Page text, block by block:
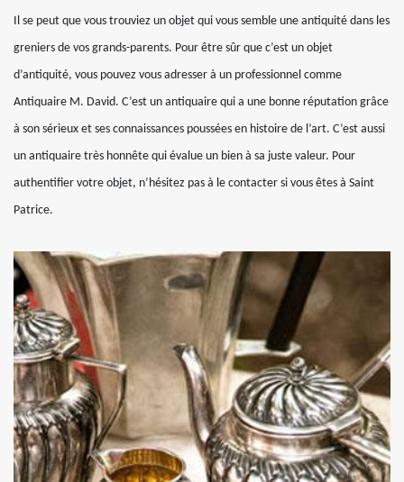
Il se peut que vous trouviez un objet qui vous semble une antiquité dans les
greniers de vos grands-parents. Pour être sûr que c’est un objet
d’antiquité, vous pouvez vous adresser à un professionnel comme
Antiquaire M. David. C’est un antiquaire qui a une bonne réputation grâce
à son sérieux et ses connaissances poussées en histoire de l’art. C’est aussi
un antiquaire très honnête qui évalue un bien à sa juste valeur. Pour
authentifier votre objet, n’hésitez pas à le contacter si vous êtes à Saint
Patrice.